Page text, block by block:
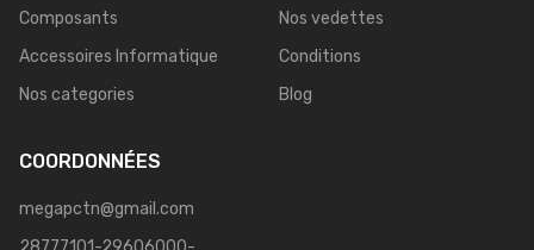
Composants
Accessoires Informatique
Nos categories
Nos vedettes
Conditions
Blog
COORDONNÉES
megapctn@gmail.com